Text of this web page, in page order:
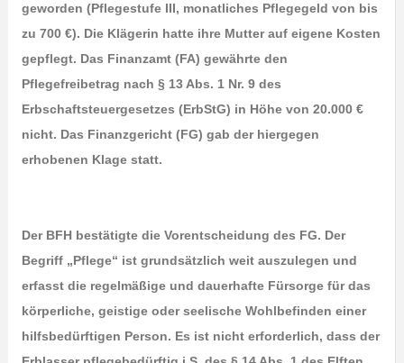
geworden (Pflegestufe III, monatliches Pflegegeld von bis
zu 700 €). Die Klägerin hatte ihre Mutter auf eigene Kosten
gepflegt. Das Finanzamt (FA) gewährte den
Pflegefreibetrag nach § 13 Abs. 1 Nr. 9 des
Erbschaftsteuergesetzes (ErbStG) in Höhe von 20.000 €
nicht. Das Finanzgericht (FG) gab der hiergegen
erhobenen Klage statt.
Der BFH bestätigte die Vorentscheidung des FG. Der
Begriff „Pflege“ ist grundsätzlich weit auszulegen und
erfasst die regelmäßige und dauerhafte Fürsorge für das
körperliche, geistige oder seelische Wohlbefinden einer
hilfsbedürftigen Person. Es ist nicht erforderlich, dass der